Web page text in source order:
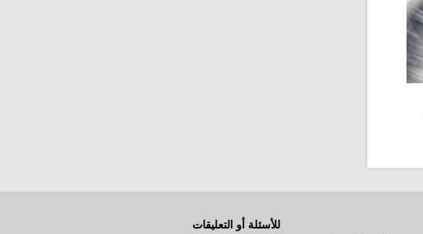
للأسئلة أو التعليقات